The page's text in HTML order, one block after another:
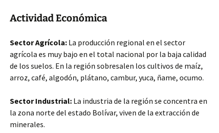
Actividad Económica
Sector Agrícola: La producción regional en el sector
agrícola es muy bajo en el total nacional por la baja calidad
de los suelos. En la región sobresalen los cultivos de maíz,
arroz, café, algodón, plátano, cambur, yuca, ñame, ocumo.
Sector Industrial: La industria de la región se concentra en
la zona norte del estado Bolívar, viven de la extracción de
minerales.